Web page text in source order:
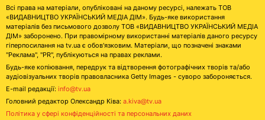
Всі права на матеріали, опубліковані на даному ресурсі, належать ТОВ
«ВИДАВНИЦТВО УКРАЇНСЬКИЙ МЕДІА ДІМ». Будь-яке використання
матеріалів без письмового дозволу ТОВ «ВИДАВНИЦТВО УКРАЇНСЬКИЙ МЕДІА
ДІМ» заборонено. При правомірному використанні матеріалів даного ресурсу
гіперпосилання на tv.ua є обов'язковим. Матеріали, що позначені знаками
"Реклама", "PR", публікуються на правах реклами.
Будь-яке копіювання, передрук та відтворення фотографічних творів та/або
аудіовізуальних творів правовласника Getty Images - суворо забороняється.
E-mail редакції: info@tv.ua
Головний редактор Олександр Ківа: a.kiva@tv.ua
Політика у сфері конфіденційності та персональних даних